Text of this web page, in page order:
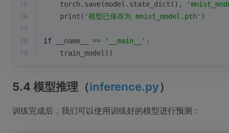
75
    torch.save(model.state_dict(),
76
print ( '模型已保存为 mnist_model.pth' )
77
78
if __name__ == '__main__' :
79
    train_model()
5.4 模型推理（inference.py）
训练完成后，我们可以使用训练好的模型进行预测：